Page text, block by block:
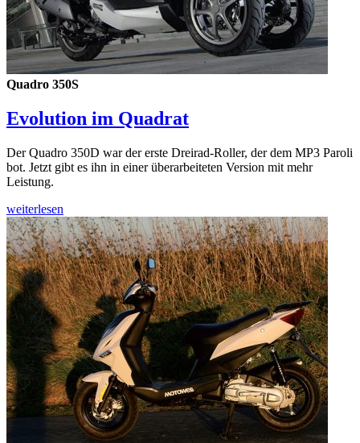
Quadro 350S
Evolution im Quadrat
Der Quadro 350D war der erste Dreirad-Roller, der dem MP3 Paroli
bot. Jetzt gibt es ihn in einer überarbeiteten Version mit mehr
Leistung.
weiterlesen